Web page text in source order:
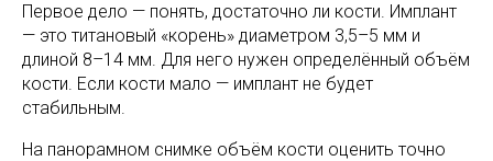
Первое дело — понять, достаточно ли кости. Имплант
— это титановый «корень» диаметром 3,5–5 мм и
длиной 8–14 мм. Для него нужен определённый объём
кости. Если кости мало — имплант не будет
стабильным.
На панорамном снимке объём кости оценить точно